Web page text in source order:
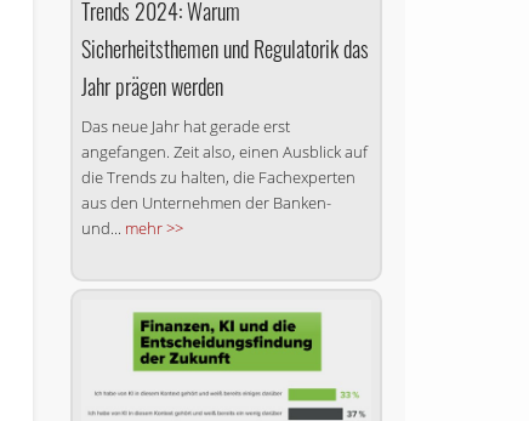
Trends 2024: Warum
Sicherheitsthemen und Regulatorik das
Jahr prägen werden
Das neue Jahr hat gerade erst
angefangen. Zeit also, einen Ausblick auf
die Trends zu halten, die Fachexperten
aus den Unternehmen der Banken-
und... mehr >>